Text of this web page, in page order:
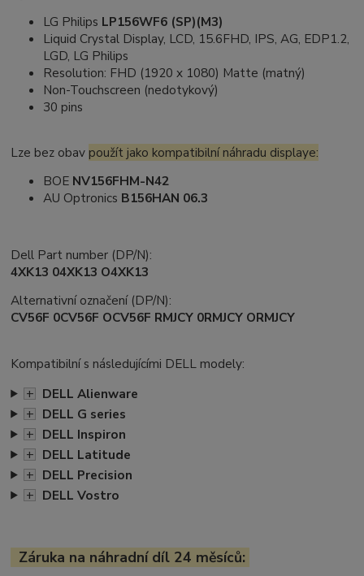
LG Philips LP156WF6 (SP)(M3)
Liquid Crystal Display, LCD, 15.6FHD, IPS, AG, EDP1.2,
LGD, LG Philips
Resolution: FHD (1920 x 1080) Matte (matný)
Non-Touchscreen (nedotykový)
30 pins
Lze bez obav použít jako kompatibilní náhradu displaye:
BOE NV156FHM-N42
AU Optronics B156HAN 06.3
Dell Part number (DP/N):
4XK13 04XK13 O4XK13
Alternativní označení (DP/N):
CV56F 0CV56F OCV56F RMJCY 0RMJCY ORMJCY
Kompatibilní s následujícími DELL modely:
+ DELL Alienware
+ DELL G series
+ DELL Inspiron
+ DELL Latitude
+ DELL Precision
+ DELL Vostro
Záruka na náhradní díl 24 měsíců: